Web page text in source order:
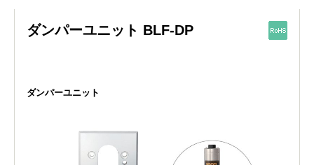
ダンパーユニット BLF-DP
ダンパーユニット